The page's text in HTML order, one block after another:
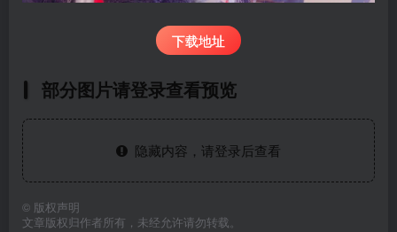
下载地址
部分图片请登录查看预览
隐藏内容，请登录后查看
© 版权声明
文章版权归作者所有，未经允许请勿转载。